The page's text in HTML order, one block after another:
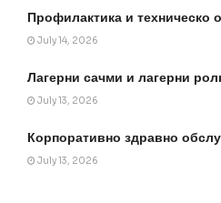
Профилактика и техническо
July 14, 2026
Лагерни сачми и лагерни
July 13, 2026
Корпоративно здравно
July 13, 2026